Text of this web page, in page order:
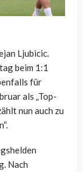
Ljubicic.
beim 1:1
für
als „Top-
nun auch zu
Nach